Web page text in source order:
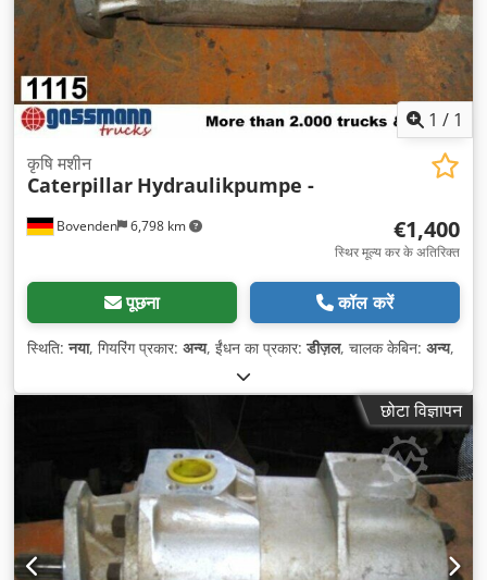
1 / 1
Bovenden 6,798 km
कृषि मशीन
Caterpillar Hydraulikpumpe -
€1,400
स्थिर मूल्य कर के अतिरिक्त
पूछना कॉल करें
स्थिति:नया, गियरिंग प्रकार: अन्य, ईंधन का प्रकार:डीज़ल, चालक केबिन: अन्य,
छोटा विज्ञापन